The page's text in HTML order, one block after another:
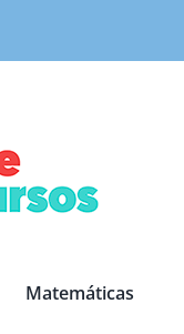
Matemáticas